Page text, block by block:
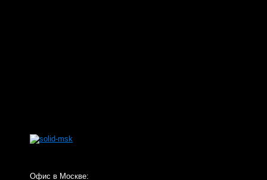
Офис в Москве: